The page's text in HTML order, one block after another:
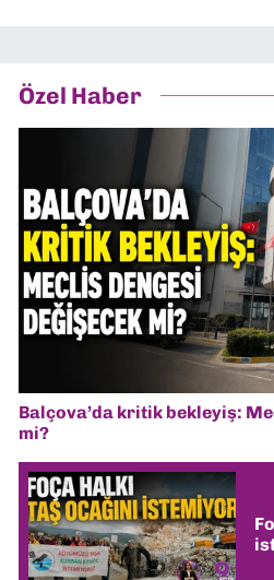
Özel Haber
Balçova’da kritik bekleyiş:
mi?